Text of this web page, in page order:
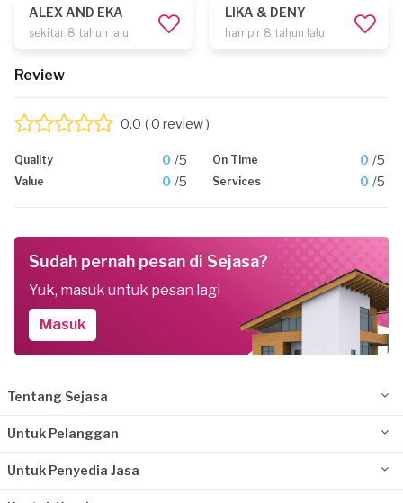
ALEX AND EKA
sekitar 8 tahun lalu
LIKA & DENY
hampir 8 tahun lalu
Review
0.0 ( 0 review )
Quality 0 /5 On Time 0 /5
Value 0 /5 Services 0 /5
Sudah pernah pesan di Sejasa?
Yuk, masuk untuk pesan lagi
Masuk
Tentang Sejasa
Untuk Pelanggan
Untuk Penyedia Jasa